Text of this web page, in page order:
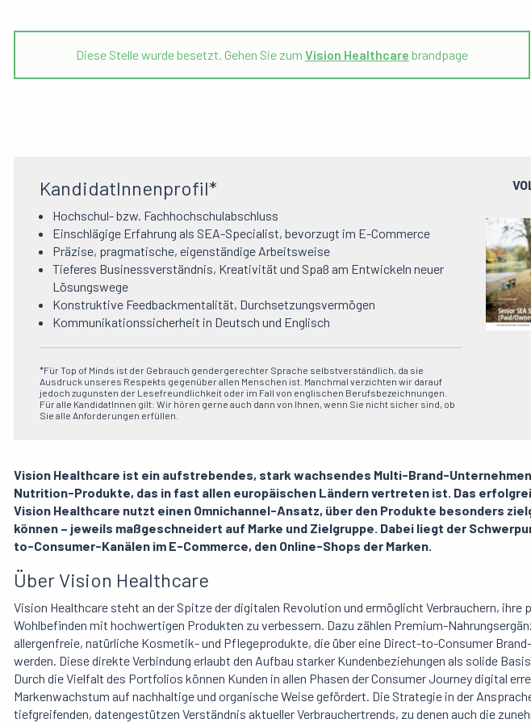
Diese Stelle wurde besetzt. Gehen Sie zum Vision Healthcare brandpage
KandidatInnenprofil*
Hochschul- bzw. Fachhochschulabschluss
Einschlägige Erfahrung als SEA-Specialist, bevorzugt im E-Commerce
Präzise, pragmatische, eigenständige Arbeitsweise
Tieferes Businessverständnis, Kreativität und Spaß am Entwickeln neuer
Lösungswege
Konstruktive Feedbackmentalität, Durchsetzungsvermögen
Kommunikationssicherheit in Deutsch und Englisch
*Für Top of Minds ist der Gebrauch gendergerechter Sprache selbstverständlich, da sie
Ausdruck unseres Respekts gegenüber allen Menschen ist. Manchmal verzichten wir darauf
jedoch zugunsten der Lesefreundlichkeit oder im Fall von englischen Berufsbezeichnungen.
Für alle KandidatInnen gilt: Wir hören gerne auch dann von Ihnen, wenn Sie nicht sicher sind, ob
Sie alle Anforderungen erfüllen.
Preview
pdf
Vision Healthcare ist ein aufstrebendes, stark wachsendes Multi-Brand-Unternehmen
Nutrition-Produkte, das in fast allen europäischen Ländern vertreten ist. Das
Vision Healthcare nutzt einen Omnichannel-Ansatz, über den Produkte besonders
können – jeweils maßgeschneidert auf Marke und Zielgruppe. Dabei liegt der
to-Consumer-Kanälen im E-Commerce, den Online-Shops der Marken.
Über Vision Healthcare
Vision Healthcare steht an der Spitze der digitalen Revolution und ermöglicht Verbrauchern, ihre
Wohlbefinden mit hochwertigen Produkten zu verbessern. Dazu zählen Premium-
allergenfreie, natürliche Kosmetik- und Pflegeprodukte, die über eine Direct-to-Consumer
werden. Diese direkte Verbindung erlaubt den Aufbau starker Kundenbeziehungen als solide
Durch die Vielfalt des Portfolios können Kunden in allen Phasen der Consumer Journey digital
Markenwachstum auf nachhaltige und organische Weise gefördert. Die Strategie in der
tiefgreifenden, datengestützen Verständnis aktueller Verbrauchertrends, zu denen auch die